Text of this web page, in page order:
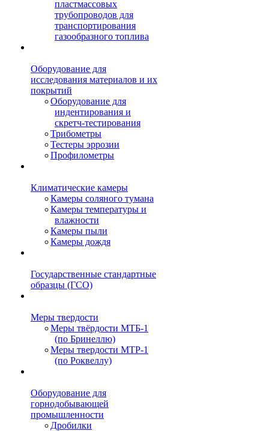
пластмассовых
трубопроводов для
транспортирования
газообразного топлива
Оборудование для
исследования материалов и их
покрытий
Оборудование для
индентирования и
скретч-тестирования
Трибометры
Тестеры эррозии
Профилометры
Климатические камеры
Камеры соляного тумана
Камеры температуры и
влажности
Камеры пыли
Камеры дождя
Государственные стандартные
образцы (ГСО)
Меры твердости
Меры твёрдости МТБ-1
(по Бринеллю)
Меры твердости МТР-1
(по Роквеллу)
Оборудование для
горнодобывающей
промышленности
Дробилки